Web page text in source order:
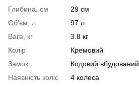
Глибина, см
29 см
Об'єм, л
97 л
Вага, кг
3.8 кг
Колір
Кремовий
Замок
Кодовий вбудований
Наявність коліс
4 колеса